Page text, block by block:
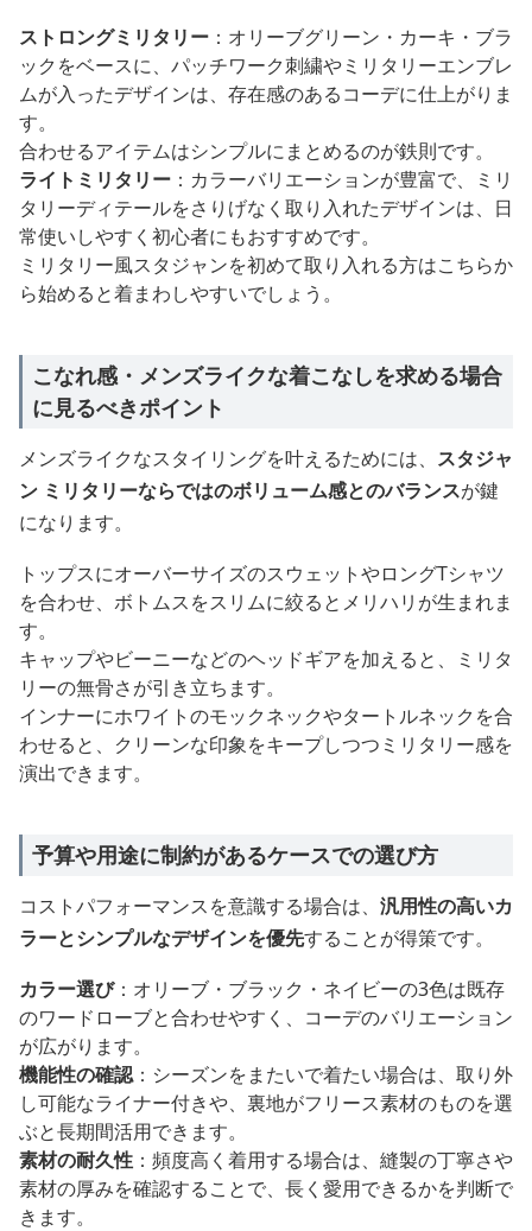
ストロングミリタリー ：オリーブグリーン・カーキ・ブラ
ックをベースに、パッチワーク刺繍やミリタリーエンブレ
ムが入ったデザインは、存在感のあるコーデに仕上がりま
す。
合わせるアイテムはシンプルにまとめるのが鉄則です。
ライトミリタリー ：カラーバリエーションが豊富で、ミリ
タリーディテールをさりげなく取り入れたデザインは、日
常使いしやすく初心者にもおすすめです。
ミリタリー風スタジャンを初めて取り入れる方はこちらか
ら始めると着まわしやすいでしょう。
こなれ感・メンズライクな着こなしを求める場合
に見るべきポイント
メンズライクなスタイリングを叶えるためには、 スタジャ
ン ミリタリーならではのボリューム感とのバランスが鍵
になります。
トップスにオーバーサイズのスウェットやロングTシャツ
を合わせ、ボトムスをスリムに絞るとメリハリが生まれま
す。
キャップやビーニーなどのヘッドギアを加えると、ミリタ
リーの無骨さが引き立ちます。
インナーにホワイトのモックネックやタートルネックを合
わせると、クリーンな印象をキープしつつミリタリー感を
演出できます。
予算や用途に制約があるケースでの選び方
コストパフォーマンスを意識する場合は、 汎用性の高いカ
ラーとシンプルなデザインを優先することが得策です。
カラー選び：オリーブ・ブラック・ネイビーの3色は既存
のワードローブと合わせやすく、コーデのバリエーション
が広がります。
機能性の確認：シーズンをまたいで着たい場合は、取り外
し可能なライナー付きや、裏地がフリース素材のものを選
ぶと長期間活用できます。
素材の耐久性 ：頻度高く着用する場合は、縫製の丁寧さや
素材の厚みを確認することで、長く愛用できるかを判断で
きます。